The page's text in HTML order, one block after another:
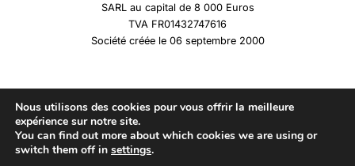
SARL au capital de 8 000 Euros
TVA FR01432747616
Société créée le 06 septembre 2000
Copyright © 2026 Marqueshistoire
Nous utilisons des cookies pour vous offrir la meilleure
expérience sur notre site.
You can find out more about which cookies we are using or
switch them off in settings.